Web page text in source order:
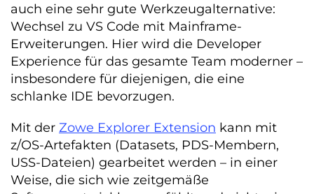
auch eine sehr gute Werkzeugalternative:
Wechsel zu VS Code mit Mainframe-
Erweiterungen. Hier wird die Developer
Experience für das gesamte Team moderner –
insbesondere für diejenigen, die eine
schlanke IDE bevorzugen.
Mit der Zowe Explorer Extension kann mit
z/OS-Artefakten (Datasets, PDS-Membern,
USS-Dateien) gearbeitet werden – in einer
Weise, die sich wie zeitgemäße